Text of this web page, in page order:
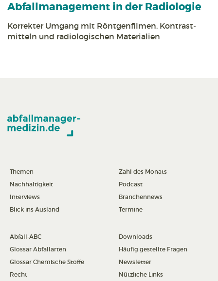
Abfall­management in der Radiologie
Korrekter Umgang mit Röntgen­filmen, Kontrast­
mitteln und radiologischen Materialien
Themen
Nachhaltigkeit
Interviews
Blick ins Ausland
Zahl des Monats
Podcast
Branchennews
Termine
Abfall-ABC
Glossar Abfallarten
Glossar Chemische Stoffe
Recht
Downloads
Häufig gestellte Fragen
Newsletter
Nützliche Links